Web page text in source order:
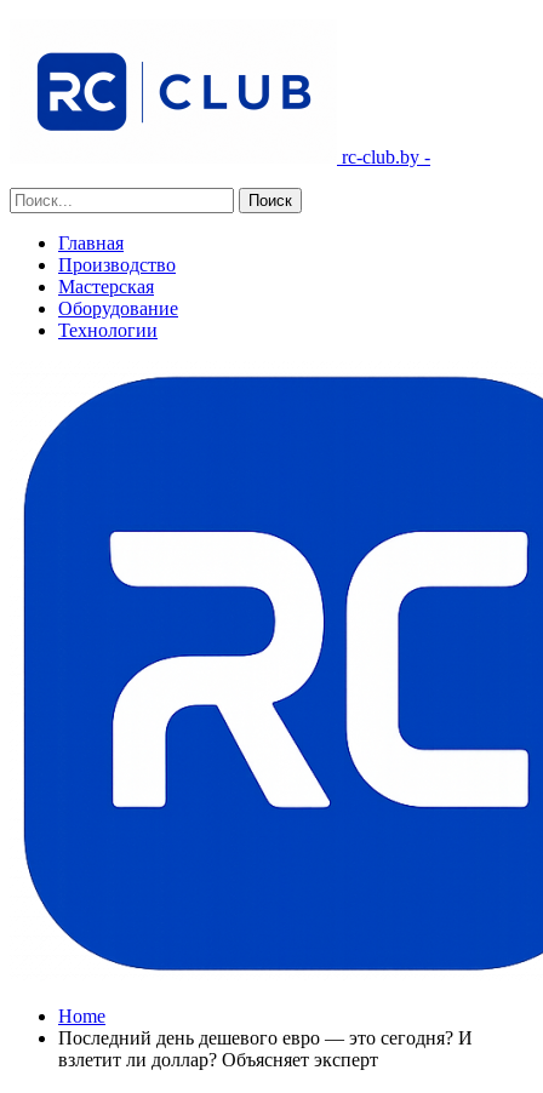
rc-club.by -
Главная
Производство
Мастерская
Оборудование
Технологии
Home
Последний день дешевого евро — это сегодня? И
взлетит ли доллар? Объясняет эксперт